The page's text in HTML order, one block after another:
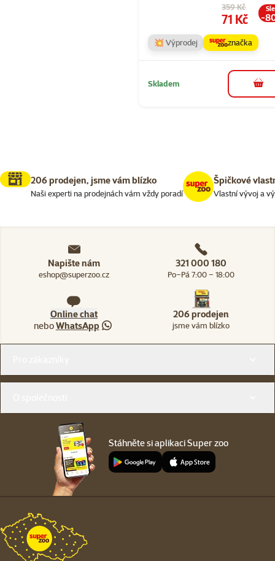
Původní cena
359 Kč
Cena
71 Kč -
💥 Výprodej značka
Skladem do
206 prodejen, jsme vám blízko
Naši experti na prodejnách vám vždy poradí
Špičkové
Vlastní vývoj a
Napište nám
eshop@superzoo.cz
321 000 180
Po–Pá 7:00 – 18:00
Online chat
neboWhatsApp
206 prodejen
jsme vám blízko
Stáhněte si aplikaci Super zoo